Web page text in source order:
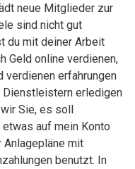
neue Mitglieder zur
sind nicht gut
du mit deiner Arbeit
Geld online verdienen,
verdienen erfahrungen
erledigen
Sie, es soll
auf mein Konto
mit
benutzt. In